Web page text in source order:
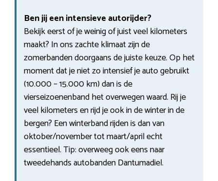
Ben jij een intensieve autorijder?
Bekijk eerst of je weinig of juist veel kilometers
maakt? In ons zachte klimaat zijn de
zomerbanden doorgaans de juiste keuze. Op het
moment dat je niet zo intensief je auto gebruikt
(10.000 – 15.000 km) dan is de
vierseizoenenband het overwegen waard. Rij je
veel kilometers en rijd je ook in de winter in de
bergen? Een winterband rijden is dan van
oktober/november tot maart/april echt
essentieel. Tip: overweeg ook eens naar
tweedehands autobanden Dantumadiel.